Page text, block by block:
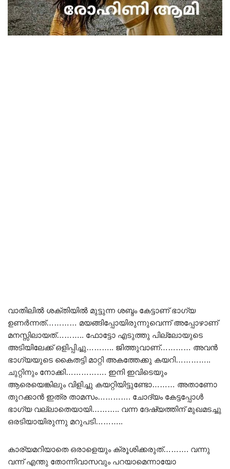
വാതിലിൽ ശക്തിയിൽ മുട്ടുന്ന ശബ്ദം കേട്ടാണ് ഭാഗ്യ
ഉണർന്നത്………… മയങ്ങിപ്പോയിരുന്നുവെന്ന് അപ്പോഴാണ്
മനസ്സിലായത്……….. ഫോട്ടോ എടുത്തു പില്ലോയുടെ
അടിയിലേക്ക് ഒളിപ്പിച്ചു……….. ജിത്തുവാണ്………… അവൻ
ഭാഗ്യയുടെ കൈതട്ടി മാറ്റി അകത്തേക്കു കയറി…………..
ചുറ്റിനും നോക്കി……………. ഇനി ഇവിടെയും
ആരെയെങ്കിലും വിളിച്ചു കയറ്റിയിട്ടുണ്ടോ……… അതാണോ
തുറക്കാൻ ഇത്ര താമസം…………. ചോദ്യം കേട്ടപ്പോൾ
ഭാഗ്യ വല്ലാതെയായി……….. വന്ന ദേഷ്യത്തിന് മുഖമടച്ചു
ഒരടിയായിരുന്നു മറുപടി………..
കാര്യമറിയാതെ ഒരാളെയും ക്രൂശിക്കരുത്………. വന്നു
വന്ന് എന്തു തോന്നിവാസവും പറയാമെന്നായോ